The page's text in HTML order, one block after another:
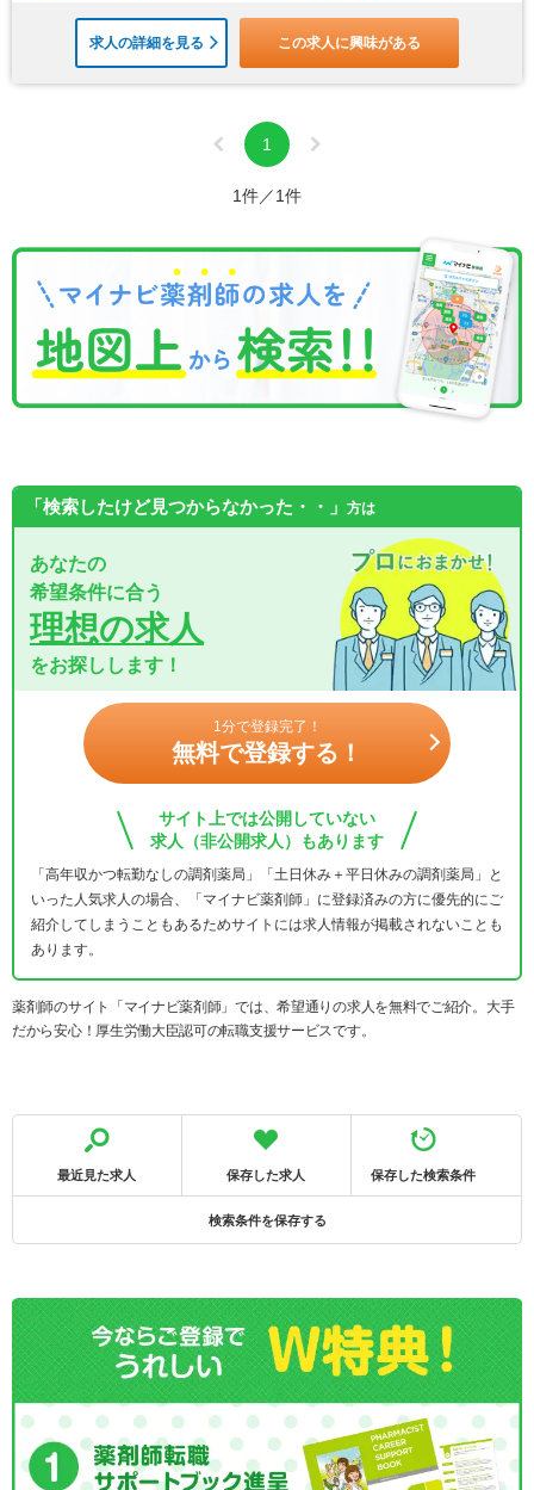
求人の詳細を見る この求人に興味がある
1
1件／1件
「検索したけど見つからなかった・・」 方は
あなたの
希望条件に合う
理想の求人
をお探しします！
1分で登録完了！
無料で登録する！
サイト上では公開していない
求人（非公開求人）もあります
「高年収かつ転勤なしの調剤薬局」「土日休み＋平日休みの調剤薬局」と
いった人気求人の場合、「マイナビ薬剤師」に登録済みの方に優先的にご
紹介してしまうこともあるためサイトには求人情報が掲載されないことも
あります。
薬剤師のサイト「マイナビ薬剤師」では、希望通りの求人を無料でご紹介。大手
だから安心！厚生労働大臣認可の転職支援サービスです。
最近見た求人 保存した求人 保存した検索条件
検索条件を保存する